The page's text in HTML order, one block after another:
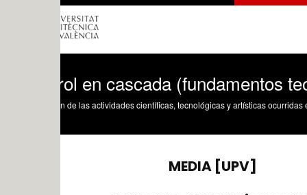
en cascada (fundamentos teóricos)
de las actividades científicas, tecnológicas y artísticas ocurridas en los tres